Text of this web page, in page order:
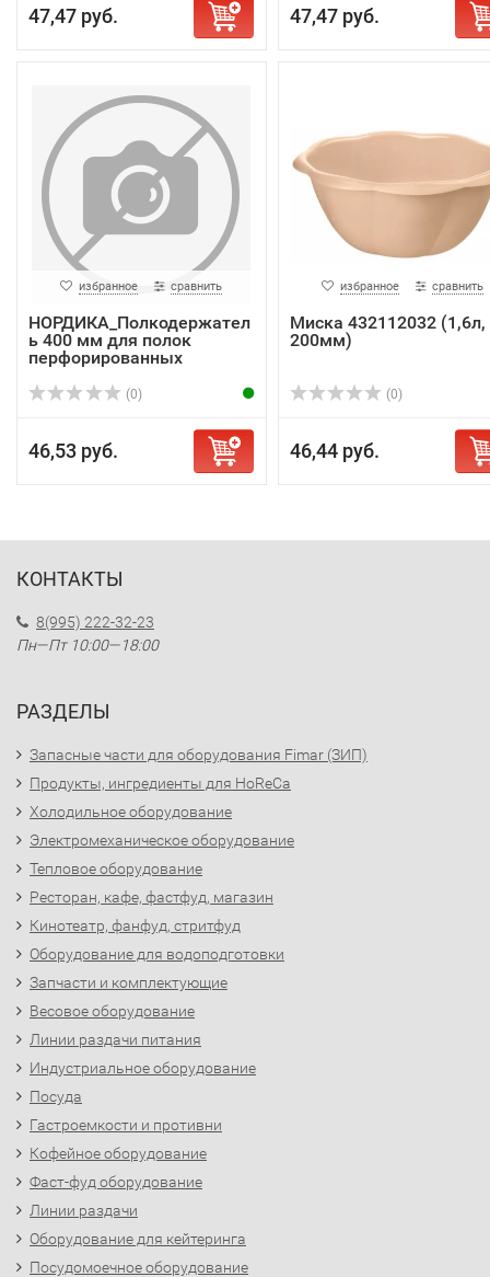
47,47 руб. 47,47 руб.
избранное сравнить
НОРДИКА_Полкодержател
ь 400 мм для полок
перфорированных
(0)
46,53 руб.
избранное сравнить
Миска 432112032 (1,6л,
200мм)
(0)
46,44 руб.
КОНТАКТЫ
8(995) 222-32-23
Пн—Пт 10:00—18:00
РАЗДЕЛЫ
Запасные части для оборудования Fimar (ЗИП)
Продукты, ингредиенты для HoReCa
Холодильное оборудование
Электромеханическое оборудование
Тепловое оборудование
Ресторан, кафе, фастфуд, магазин
Кинотеатр, фанфуд, стритфуд
Оборудование для водоподготовки
Запчасти и комплектующие
Весовое оборудование
Линии раздачи питания
Индустриальное оборудование
Посуда
Гастроемкости и противни
Кофейное оборудование
Фаст-фуд оборудование
Линии раздачи
Оборудование для кейтеринга
Посудомоечное оборудование